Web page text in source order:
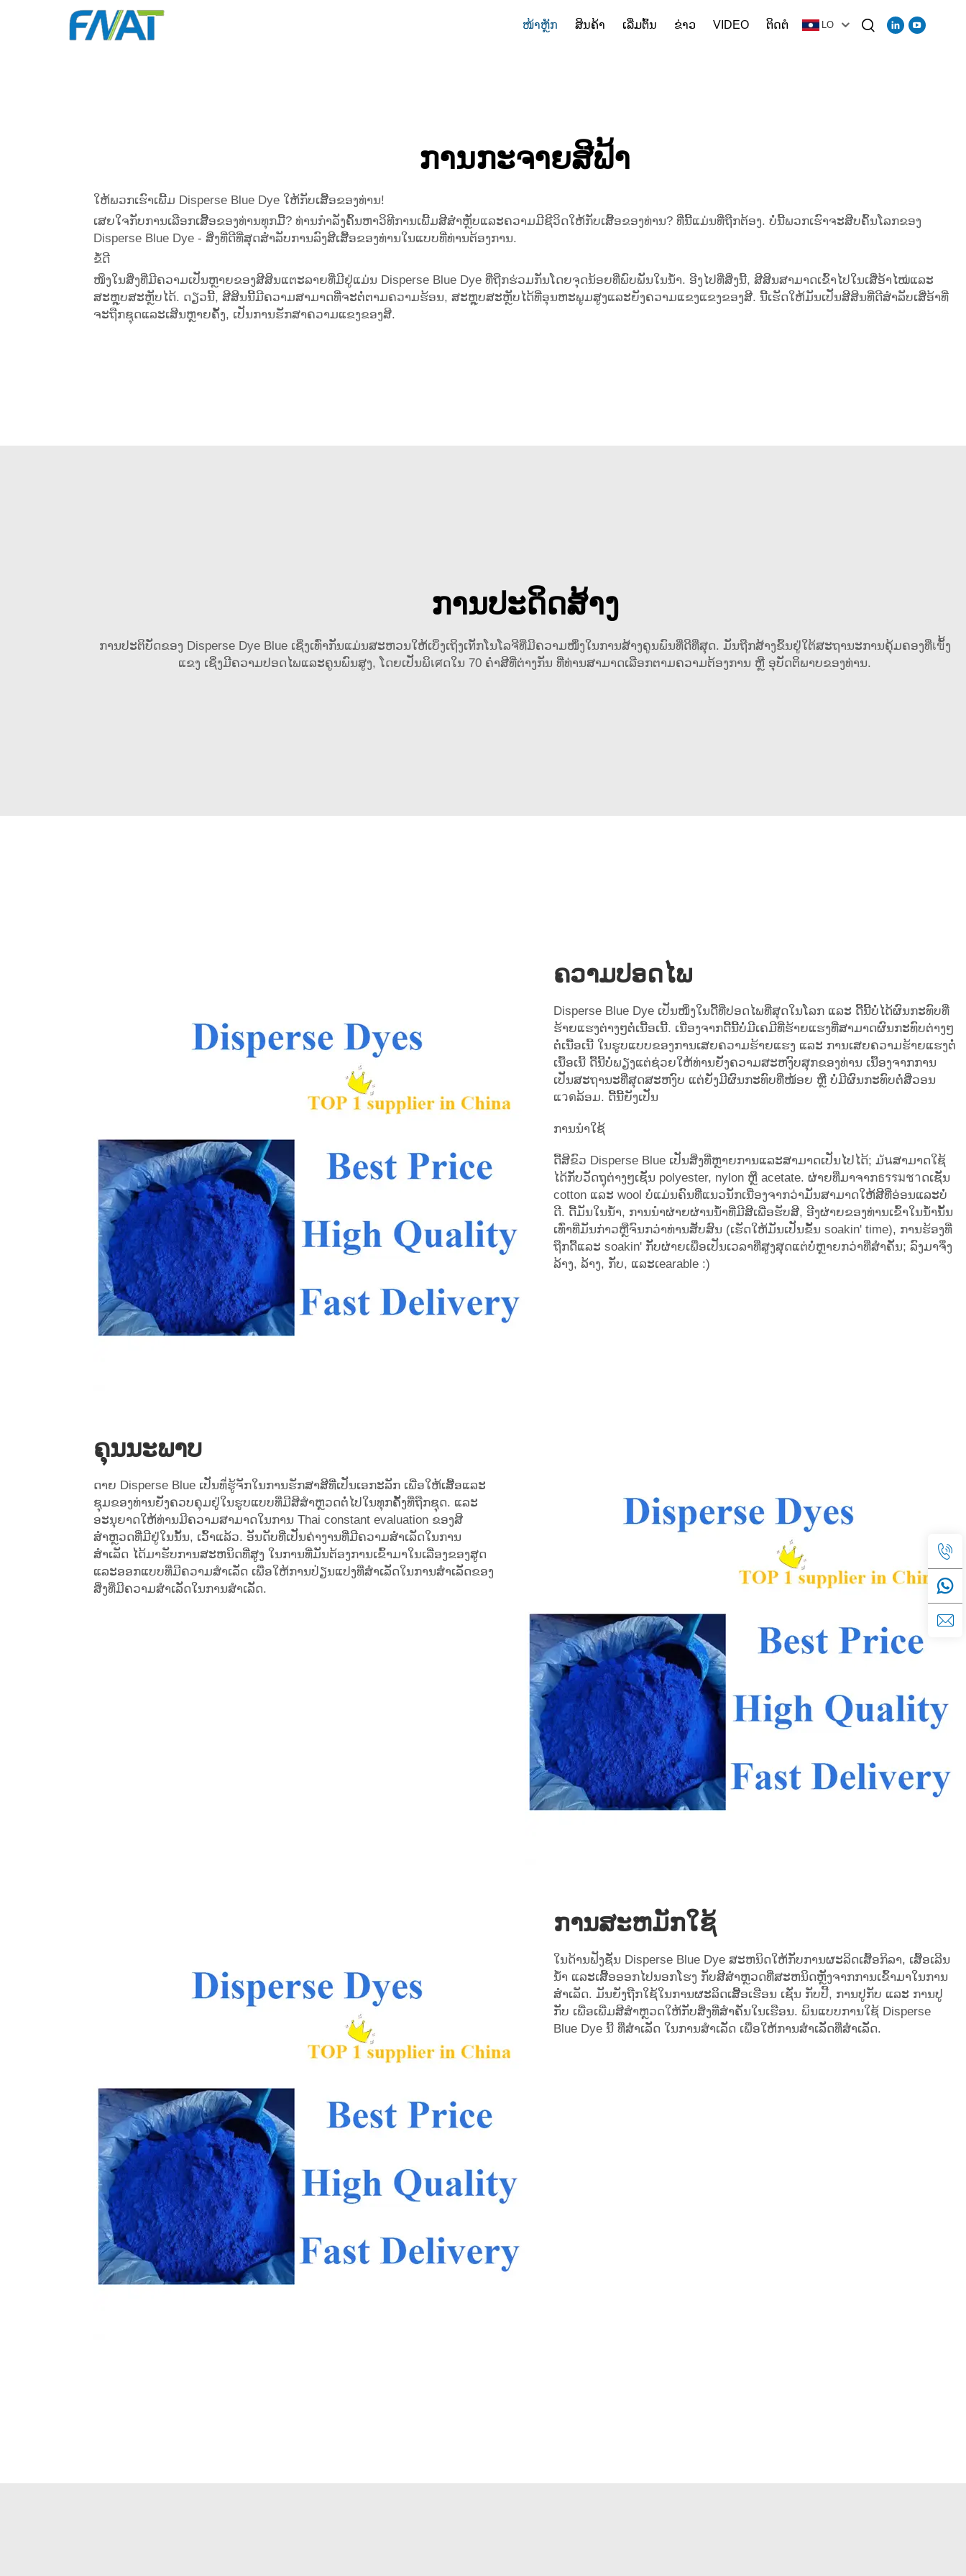
ໜ້າຫຼັກ ສິນຄ້າ ເລີ່ມຕົ້ນ ຂ່າວ VIDEO ຕິດຕໍ LO
ການກະຈາຍສີຟ້າ
ໃຫ້ພວກເຮົາເພີ້ມ Disperse Blue Dye ໃຫ້ກັບເສື້ອຂອງທ່ານ!
ເສຍໃຈກັບການເລືອກເສື້ອຂອງທ່ານທຸກມື້? ທ່ານກຳລັງຄົ້ນຫາວິທີການເພີ້ມສີສຳຫຼັບແລະຄວາມມີຊີວິດໃຫ້ກັບເສື້ອຂອງທ່ານ? ທີ່ນີ້ແມ່ນທີ່ຖືກຕ້ອງ. ບໍ່ນີ້ພວກເຮົາຈະສືບຄົ້ນໂລກຂອງ
Disperse Blue Dye - ສິ່ງທີ່ດີທີ່ສຸດສຳລັບການລົງສີເສື້ອຂອງທ່ານໃນແບບທີ່ທ່ານຕ້ອງການ.
ຂໍ້ດີ
ໜຶງໃນສິ່ງທີ່ມີຄວາມເປັນຫຼາຍຂອງສີສິນແຕະລາຍທີ່ມີຢູ່ແມ່ນ Disperse Blue Dye ທີ່ຖືກຮ່ວມກັນໂດຍຈຸດນ້ອຍທີ່ພົບພັນໃນນ້ຳ. ອີງໄປທີ່ສິ່ງນີ້, ສີສິນສາມາດເຂົ້າໄປໃນເສື່ອ້າໄໝ່ແລະ
ສະຫຼຸບສະຫຼັບໄດ້. ດຽວນີ້, ສີສິນນີ້ມີຄວາມສາມາດທີ່ຈະຕໍ່ຕາມຄວາມຮ້ອນ, ສະຫຼຸບສະຫຼັບໄດ້ທີ່ອຸນຫະພູມສູງແລະຍັງຄວາມແຂງແຂງຂອງສີ. ນີ້ເຮັດໃຫ້ມັນເປັນສີສິນທີ່ດີສຳລັບເສື່ອ້າທີ່
ຈະຖືກຊຸດແລະເສີນຫຼາຍຄັ້ງ, ເປັນການຮັກສາຄວາມແຂງຂອງສີ.
ການປະດິດສ້າງ
ການປະຕິບັດຂອງ Disperse Dye Blue ເຊິ່ງເທົ່າກັນແມ່ນສະຫວນໃຫ້ເບິ່ງເຖິງເทັກໂນໂລຈີທີ່ມີຄວາມໜຶ່ງໃນການສ້າງຄູນພົນທີ່ດີທີ່ສຸດ. ມັນຖືກສ້າງຂຶ້ນຢູ່ໃຕ້ສະຖານະການຄຸ້ມຄອງທີ່เขັ້ງ
ແຂງ ເຊິ່ງມີຄວາມປອດໄພແລະຄູນພົນສູງ, ໂດຍເປັນພິเศດໃນ 70 ຄຳສີທີ່ຕ່າງກັນ ທີ່ທ່ານສາມາດເລືອກຕາມຄວາມຕ້ອງການ ຫຼື ອຸບັດຕິພາບຂອງທ່ານ.
ຄວາມປອດໄພ
Disperse Blue Dye ເປັນໜຶ່ງໃນດື້ທີ່ປອດໄພທີ່ສຸດໃນໂລກ ແລະ ດື້ນີ້ບໍ່ໄດ້ຜົນກະທົບທີ່
ຮ້າຍແຮງຕ່າງໆຕໍ່ເນື້ອເນີ້. ເນື່ອງຈາກດື້ນີ້ບໍ່ມີເຄມີທີ່ຮ້າຍແຮງທີ່ສາມາດຜົນກະທົບຕ່າງໆ
ຕໍ່ເນື້ອເນີ້ ໃນຮູບແບບຂອງການເສຍຄວາມຮ້າຍແຮງ ແລະ ການເສຍຄວາມຮ້າຍແຮງຕໍ່
ເນື້ອເນີ້ ດື້ນີ້ບໍ່ພຽງແຕ່ຊ່ວຍໃຫ້ທ່ານຍັງຄວາມສະຫງົບສຸກຂອງທ່ານ ເນື້ອງຈາກການ
ເປັນສະຖານະທີ່ສຸດສະຫງົບ ແຕ່ຍັງມີຜົນກະທົບທີ່ໜ້ອຍ ຫຼື ບໍ່ມີຜົນກະທົບຕໍ່ສີ່ວອນ
ແวดລ້ອມ. ດື້ນີ້ຍັງເປັນ
ການນໍາໃຊ້
ດື້ສີຂົວ Disperse Blue ເປັນສິ່ງທີ່ຫຼາຍການແລະສາມາດເປັນໄປໄດ້; ມันສາມາດໃຊ້
ໄດ້ກັບວັດຖຸຕ່າງໆເຊັນ polyester, nylon ຫຼື acetate. ຜ່າຍທີ່ມາຈາກธรรมชาດເຊັນ
cotton ແລະ wool ບໍ່ແມ່ນຄົນທີ່ແນວນັກເນື່ອງຈາກວ່າມັນສາມາດໃຫ້ສີທີ່ອ່ອນແລະບໍ່
ດີ. ດື້ມັນໃນນ້ຳ, ການນຳຜ່າຍຜ່ານນ້ຳທີ່ມີສີເພື່ອຮັບສີ, ອີງຜ່າຍຂອງທ່ານເຂົ້າໃນນ້ຳນັ້ນ
ເທົ່າທີ່ມັນກ່າວຫຼືຈົນກວ່າທ່ານສັບສົນ (ເຮັດໃຫ້ມັນເປັນຂັ້ນ soakin' time), ການຮ້ອງທີ່
ຖືກດື້ແລະ soakin' ກັບຜ່າຍເພື່ອເປັນເວລາທີ່ສູງສຸດແຕ່ບໍ່ຫຼາຍກວ່າທີ່ສຳຄັນ; ລົງມາຈຶ່ງ
ລ້າງ, ລ້າງ, ກັບ, ແລະເearable :)
ຄຸນນະພາບ
ດາຍ Disperse Blue ເປັນທี่ຮູ້ຈັກໃນການຮັກສາສີທີ່ເປັນເອກະລັກ ເພື່ອໃຫ້ເສື້ອແລະ
ຊຸມຂອງທ່ານຍັງຄວບຄຸມຢູ່ໃນຮູບແບບທີ່ມີສີສຳຫຼວດຕໍ່ໄປໃນທຸກຄັ້ງທີ່ຖືກຊຸດ. ແລະ
ອະນຸຍາດໃຫ້ທ່ານມີຄວາມສາມາດໃນການ Thai constant evaluation ຂອງສີ
ສຳຫຼວດທີ່ມີຢູ່ໃນນັ້ນ, ເວົ້າແລ້ວ. ອັນດັບທີ່ເປັນຄ່າງານທີ່ມີຄວາມສຳເລັດໃນການ
ສຳເລັດ ໄດ້ມາຮັບການສະຫນິດທີ່ສູງ ໃນການທີ່ມັນຕ້ອງການເຂົ້າມາໃນເລື່ອງຂອງສູດ
ແລະອອກແບບທີ່ມີຄວາມສຳເລັດ ເພື່ອໃຫ້ການປ່ຽນແປງທີ່ສຳເລັດໃນການສຳເລັດຂອງ
ສິ່ງທີ່ມີຄວາມສຳເລັດໃນການສຳເລັດ.
ການສະຫມັກໃຊ້
ໃນດ້ານຟັງຊັ່ນ Disperse Blue Dye ສະຫນິດໃຫ້ກັບການຜະລິດເສື້ອກິລາ, ເສື້ອເລີນ
ນ້ຳ ແລະເສື້ອອອກໄປນອກໂຮງ ກັບສີສຳຫຼວດທີ່ສະຫນິດຫຼັງຈາກການເຂົ້າມາໃນການ
ສຳເລັດ. ມັນຍັງຖືກໃຊ້ໃນການຜະລິດເສື້ອເຮືອນ ເຊັ່ນ ກັບປີ້, ການປູກັບ ແລະ ການປູ
ກັບ ເພື່ອເພີ່ມສີສຳຫຼວດໃຫ້ກັບສິ່ງທີ່ສຳຄັນໃນເຮືອນ. ພິນແບບການໃຊ້ Disperse
Blue Dye ນີ້ ທີ່ສຳເລັດ ໃນການສຳເລັດ ເພື່ອໃຫ້ການສຳເລັດທີ່ສຳເລັດ.